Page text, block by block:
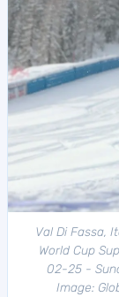
Val Di Fassa,
World Cup
02-25 -
Image: